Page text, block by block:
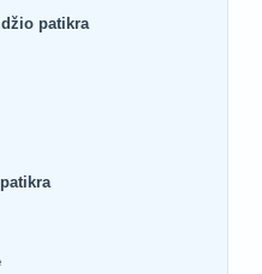
patikra